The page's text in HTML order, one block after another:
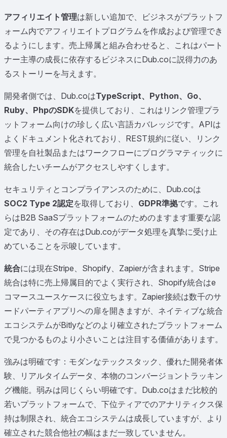
アフィリエイト管理は新しい追加で、ビジネスがプラットフ
ォーム内でアフィリエイトプログラムを作成および管理でき
るようにします。売上帰属と組み合わせると、これはパート
ナー主導の成長に依存するビジネスにDub.coに説得力のあ
るストーリーを与えます。
開発者側では、Dub.coはTypeScript、Python、Go、
Ruby、PhpのSDKを提供しており、これはリンク管理プラ
ットフォーム向けの珍しく広い言語カバレッジです。APIは
よくドキュメント化されており、REST規約に従い、リンク
管理を自社製品またはワークフローにプログラマティックに
統合したいチームがアクセスしやすくします。
セキュリティとコンプライアンスのために、Dub.coは
SOC2 Type 2認定を取得しており、 GDPR準拠です。これ
らはB2B SaaSプラットフォームのためのますます重要な認
定であり、その存在はDub.coがデータ処理を真摯に受け止
めていることを示唆しています。
統合には現在Stripe、Shopify、Zapierが含まれます。Stripe
統合は特に売上帰属目的でよく実行され、Shopify統合はe
コマースユースケースに役立ちます。Zapier接続は数千のサ
ードパーティアプリへの扉を開きますが、ネイティブな統合
エコシステムがBitlyなどのより確立されたプラットフォーム
で見つかるものより小さいことは注目する価値があります。
強みは明確です：モダンなテックスタック、優れた開発者体
験、リアルタイムデータ、本物のコンバージョントラッキン
グ機能。弱みは同じくらい明確です。Dub.coはまだ比較的
若いプラットフォームで、下位ティアでのアナリティクス保
持は制限され、統合エコシステムは成長していますが、より
確立された競合他社の幅はまだ一致していません。